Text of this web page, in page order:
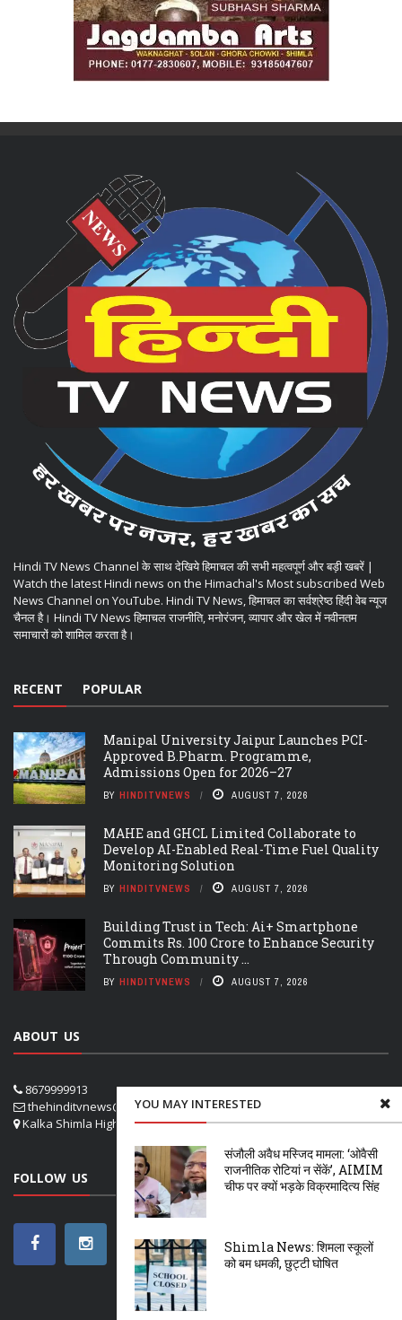
YOU MAY INTERESTED
संजौली अवैध मस्जिद मामला: ‘ओवैसी
राजनीतिक रोटियां न सेंकें’, AIMIM
चीफ पर क्यों भड़के विक्रमादित्य सिंह
Shimla News: शिमला स्कूलों
को बम धमकी, छुट्टी घोषित
Hindi TV News Channel के साथ देखिये हिमाचल की सभी महत्वपूर्ण और बड़ी खबरें |
Watch the latest Hindi news on the Himachal's Most subscribed Web
News Channel on YouTube. Hindi TV News, हिमाचल का सर्वश्रेष्ठ हिंदी वेब न्यूज
चैनल है। Hindi TV News हिमाचल राजनीति, मनोरंजन, व्यापार और खेल में नवीनतम
समाचारों को शामिल करता है।
RECENT POPULAR
Manipal University Jaipur Launches PCI-
Approved B.Pharm. Programme,
Admissions Open for 2026–27
BY HINDITVNEWS AUGUST 7, 2026
MAHE and GHCL Limited Collaborate to
Develop AI-Enabled Real-Time Fuel Quality
Monitoring Solution
BY HINDITVNEWS AUGUST 7, 2026
Building Trust in Tech: Ai+ Smartphone
Commits Rs. 100 Crore to Enhance Security
Through Community ...
BY HINDITVNEWS AUGUST 7, 2026
ABOUT US
8679999913
thehinditvnews@gmail.com
Kalka Shimla Highway- VPO Panog, SHOGHI SHIMLA
FOLLOW US